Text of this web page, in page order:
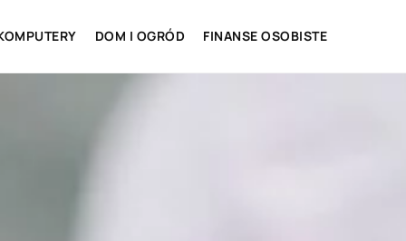
DOM I OGRÓD FINANSE OSOBISTE